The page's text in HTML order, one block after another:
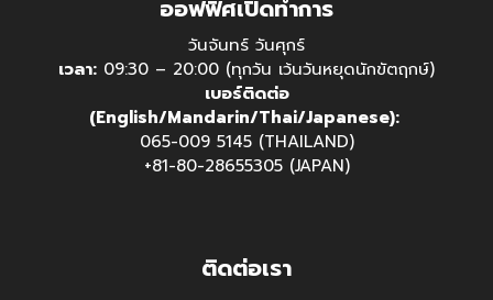
ออฟฟิศเปิดทำการ
วันจันทร์ วันศุกร์
เวลา: 09:30 – 20:00 (ทุกวัน เว้นวันหยุดนักขัตฤกษ์)
เบอร์ติดต่อ
(English/Mandarin/Thai/Japanese):
065-009 5145 (THAILAND)
+81-80-28655305 (JAPAN)
ติดต่อเรา